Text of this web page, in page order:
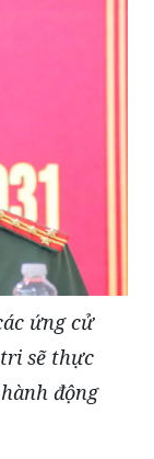
ứng cử
sẽ thực
động